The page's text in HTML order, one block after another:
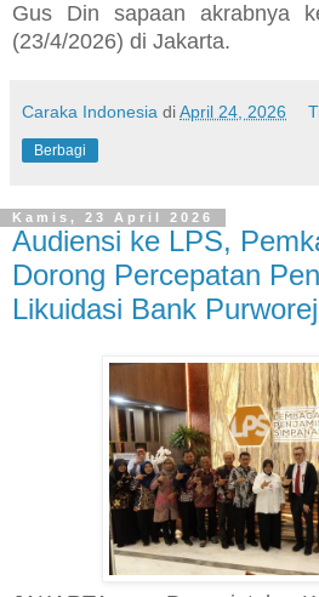
Gus Din sapaan akrabnya
(23/4/2026) di Jakarta.
Caraka Indonesia diApril 24, 2026
Berbagi
Kamis, 23 April 2026
Audiensi ke LPS,
Dorong Percepatan
Likuidasi Bank